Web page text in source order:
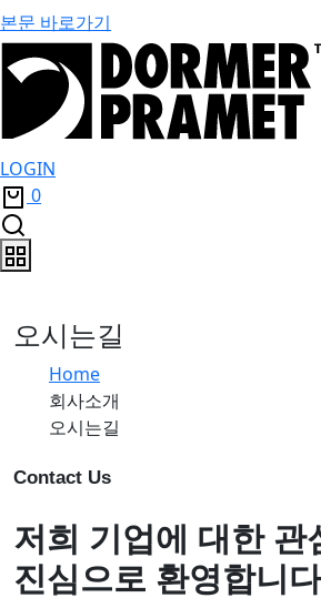
본문 바로가기
LOGIN
0
오시는길
Home
회사소개
오시는길
Contact Us
저희 기업에 대한 관
진심으로 환영합니